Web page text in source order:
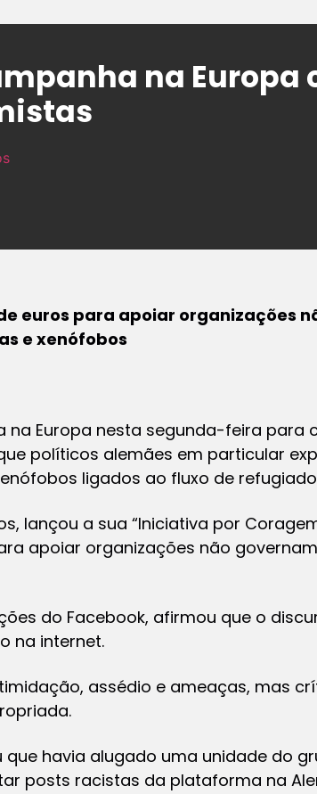
na Europa
euros para apoiar organizações
e xenófobos
na Europa nesta segunda-feira para
políticos alemães em particular
ligados ao fluxo de
lançou a sua “Iniciativa por
apoiar organizações não
do Facebook, afirmou que o
na internet.
assédio e ameaças, mas
havia alugado uma unidade do
posts racistas da plataforma na